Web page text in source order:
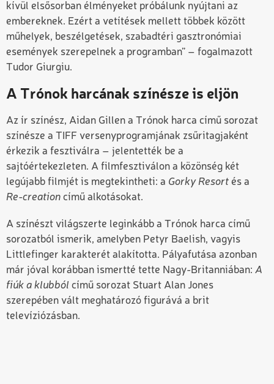
kívül elsősorban élményeket próbálunk nyújtani az
embereknek. Ezért a vetítések mellett többek között
műhelyek, beszélgetések, szabadtéri gasztronómiai
események szerepelnek a programban” – fogalmazott
Tudor Giurgiu.
A Trónok harcának színésze is eljön
Az ír színész, Aidan Gillen a Trónok harca című sorozat
színésze a TIFF versenyprogramjának zsűritagjaként
érkezik a fesztiválra – jelentették be a
sajtóértekezleten. A filmfesztiválon a közönség két
legújabb filmjét is megtekintheti: a Gorky Resort és a
Re-creation című alkotásokat.
A színészt világszerte leginkább a Trónok harca című
sorozatból ismerik, amelyben Petyr Baelish, vagyis
Littlefinger karakterét alakította. Pályafutása azonban
már jóval korábban ismertté tette Nagy-Britanniában: A
fiúk a klubból című sorozat Stuart Alan Jones
szerepében vált meghatározó figurává a brit
televíziózásban.